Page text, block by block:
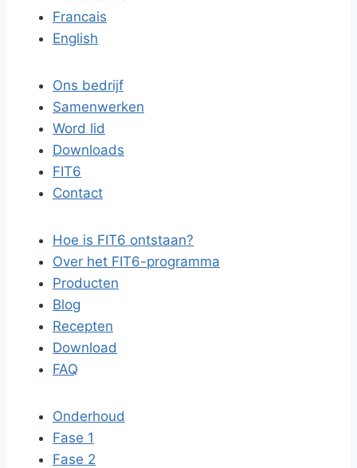
Francais
English
Ons bedrijf
Samenwerken
Word lid
Downloads
FIT6
Contact
Hoe is FIT6 ontstaan?
Over het FIT6-programma
Producten
Blog
Recepten
Download
FAQ
Onderhoud
Fase 1
Fase 2